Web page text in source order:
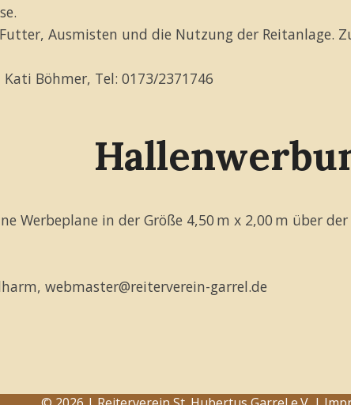
Ausmisten und die Nutzung der Reitanlage.
Böhmer, Tel: 0173/2371746
Werbeplane in der Größe 4,50 m x 2,00 m über
webmaster@reiterverein-garrel.de